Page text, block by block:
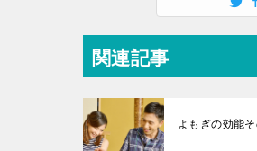
関連記事
よもぎの効能そ